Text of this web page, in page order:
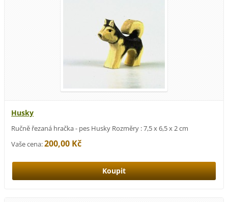
Husky
Ručně řezaná hračka - pes Husky Rozměry : 7,5 x 6,5 x 2 cm
Vaše cena:200,00 Kč